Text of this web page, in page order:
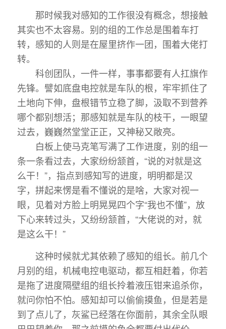
那时候我对感知的工作很没有概念，想接触
其实也不太容易。别的组的工作总是围着车打
转，感知的人则是在屋里挤作一团，围着大佬打
转。
科创团队，一件一样，事事都要有人扛旗作
先锋。譬如底盘电控就是车队的根，牢牢抓住了
土地向下伸，盘根错节立稳了脚，汲取不到营养
哪个都别想活；那感知就是车队的枝干，一眼望
过去，巍巍然堂堂正正，又神秘又敞亮。
白板上使马克笔写满了工作进度，别的组一
条一条看过去，大家纷纷颔首，“说的对就是这
么干！”，指点到感知写的进度，明明都是汉
字，拼起来愣是看不懂说的是啥，大家对视一
眼，见着对方脸上明晃晃四个字“我也不懂”，放
下心来转过头，又纷纷颔首，“大佬说的对，就
是这么干！”
这种时候就尤其依赖了感知的组长。前几个
月别的组，机械电控电驱动，都互相赶着，你若
是拖了进度隔壁组的组长拎着液压钳来追杀你，
就问你怕不怕。感知却可以偷偷摸鱼，但是若是
到了点儿了，灰鲨已经落在你面前，其余全队眼